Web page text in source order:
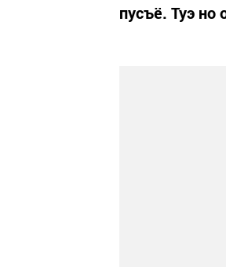
пусъё. Туэ